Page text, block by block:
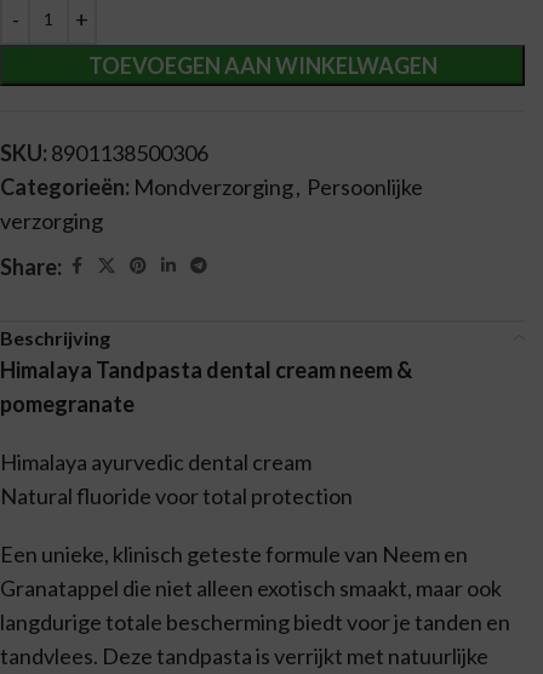
TOEVOEGEN AAN WINKELWAGEN
Alternative:
SKU: 8901138500306
Categorieën: Mondverzorging, Persoonlijke
verzorging
Share:
Beschrijving
Himalaya Tandpasta dental cream neem &
pomegranate
Himalaya ayurvedic dental cream
Natural fluoride voor total protection
Een unieke, klinisch geteste formule van Neem en
Granatappel die niet alleen exotisch smaakt, maar ook
langdurige totale bescherming biedt voor je tanden en
tandvlees. Deze tandpasta is verrijkt met natuurlijke